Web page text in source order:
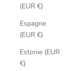
(EUR €)
Espagne
(EUR €)
Estonie (EUR
€)